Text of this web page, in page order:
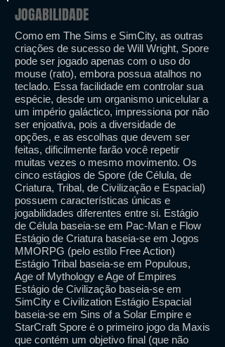
JOGABILIDADE
Como em The Sims e SimCity, as outras
criações de sucesso de Will Wright, Spore
pode ser jogado apenas com o uso do
mouse (rato), embora possua atalhos no
teclado. Essa facilidade em controlar sua
espécie, desde um organismo unicelular a
um império galáctico, impressiona por não
ser enjoativa, pois a diversidade de
opções, e as escolhas que devem ser
feitas, dificilmente farão você repetir
muitas vezes o mesmo movimento. Os
cinco estágios de Spore (de Célula, de
Criatura, Tribal, de Civilização e Espacial)
possuem características únicas e
jogabilidades diferentes entre si. Estágio
de Célula baseia-se em Pac-Man e Flow
Estágio de Criatura baseia-se em Jogos
MMORPG (pelo estilo Free Action)
Estágio Tribal baseia-se em Populous,
Age of Mythology e Age of Empires
Estágio de Civilização baseia-se em
SimCity e Civilization Estágio Espacial
baseia-se em Sins of a Solar Empire e
StarCraft Spore é o primeiro jogo da Maxis
que contém um objetivo final (que não